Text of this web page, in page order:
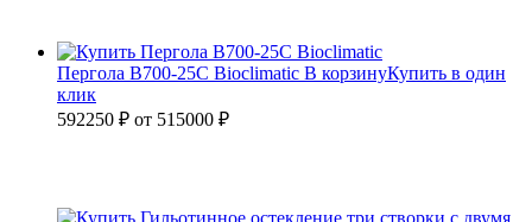
Пергола B700-25С Bioclimatic В корзинуКупить в один
клик
592250 ₽ от 515000 ₽